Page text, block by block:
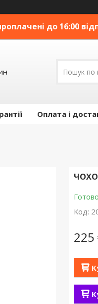
до 16:00
Оплата і
Код:
225